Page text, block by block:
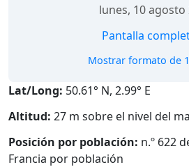
lunes, 10 agosto
Pantalla
Mostrar formato de
Lat/Long: 50.61° N, 2.99° E
Altitud: 27 m sobre el nivel del
Posición por población: n.º 622
Francia por población